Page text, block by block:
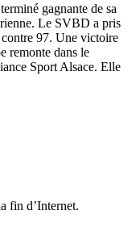
gagnante de sa
Le SVBD a pris
contre 97. Une victoire
remonte dans le
Sport Alsace. Elle
fin d’Internet.